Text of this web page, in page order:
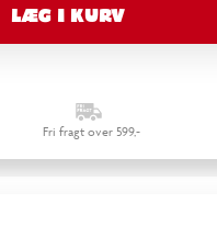
LÆG I KURV
Fri fragt over 599,-